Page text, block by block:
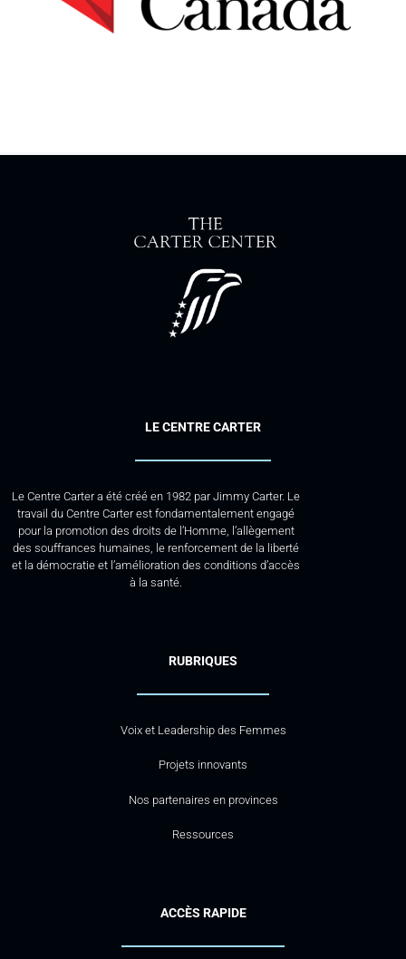
LE CENTRE CARTER
Le Centre Carter a été créé en 1982 par Jimmy Carter. Le
travail du Centre Carter est fondamentalement engagé
pour la promotion des droits de l’Homme, l’allègement
des souffrances humaines, le renforcement de la liberté
et la démocratie et l’amélioration des conditions d’accès
à la santé.
RUBRIQUES
Voix et Leadership des Femmes
Projets innovants
Nos partenaires en provinces
Ressources
ACCÈS RAPIDE